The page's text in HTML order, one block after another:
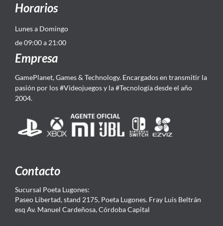
Horarios
Lunes a Domingo
de 09:00 a 21:00
Empresa
GamePlanet, Games & Technology. Encargados en transmitir la
pasión por los #Videojuegos y la #Tecnología desde el año
2004.
Contacto
Sucursal Poeta Lugones:
Paseo Libertad, stand 2175, Poeta Lugones. Fray Luis Beltrán
esq Av. Manuel Cardeñosa, Córdoba Capital